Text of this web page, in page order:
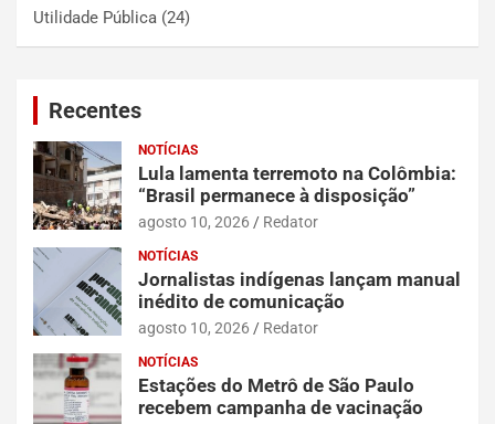
Utilidade Pública (24)
Recentes
NOTÍCIAS
Lula lamenta terremoto na Colômbia:
“Brasil permanece à disposição”
agosto 10, 2026 Redator
NOTÍCIAS
Jornalistas indígenas lançam manual
inédito de comunicação
agosto 10, 2026 Redator
NOTÍCIAS
Estações do Metrô de São Paulo
recebem campanha de vacinação